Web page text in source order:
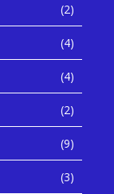
(2)
(4)
(4)
(2)
(9)
(3)